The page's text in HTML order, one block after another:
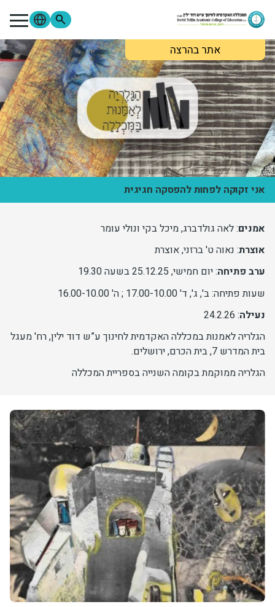
דילוג לתוכן העיקרי
אתר בהרצהמתעניינים סטודנטים
סגל
בוגרים
ספרייה
Moodle
פורטל הסטודנטים
פורטל הסגל צור קשר
אודות המכללה
לימודים והרשמה
מחקר ופירסומים
יחידות ומכונים
חברה וקהילה
אני זקוקה לפחות להפסקה חגיגית
אמנים: לאה גולדברג, מיכל בקי ונולי עומר
אוצרת: נאוה ט' ברזני, אוצרת
ערב פתיחה: יום חמישי, 25.12.25 בשעה 19.30
שעות פתיחה: ב', ג', ד' 17.00-10.00 ; ה' 16.00-10.00
נעילה: 24.2.26
הגלריה לאמנות במכללה האקדמית לחינוך ע”ש דוד ילין, רח' מעגל
בית המדרש 7, בית הכרם, ירושלים.
הגלריה ממוקמת בקומה השנייה בספריית המכללה
תמונה